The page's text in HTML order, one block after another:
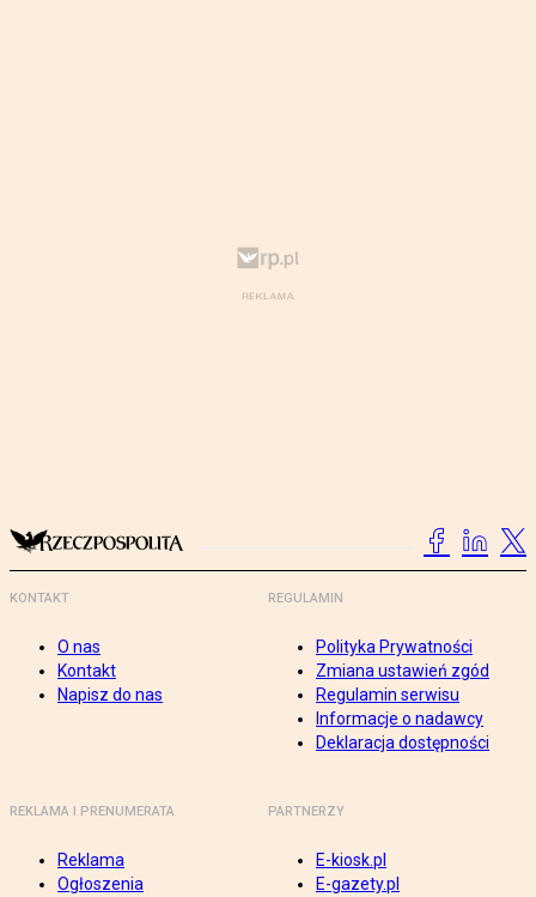
KONTAKT
O nas
Kontakt
Napisz do nas
REGULAMIN
Polityka Prywatności
Zmiana ustawień zgód
Regulamin serwisu
Informacje o nadawcy
Deklaracja dostępności
REKLAMA I PRENUMERATA
Reklama
Ogłoszenia
PARTNERZY
E-kiosk.pl
E-gazety.pl